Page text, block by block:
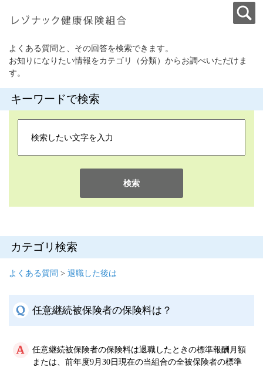
よくある質問と、その回答を検索できます。
お知りになりたい情報をカテゴリ（分類）からお調べいただけま
す。
キーワードで検索
検索
カテゴリ検索
よくある質問 > 退職した後は
任意継続被保険者の保険料は？
任意継続被保険者の保険料は退職したときの標準報酬月額
または、前年度9月30日現在の当組合の全被保険者の標準